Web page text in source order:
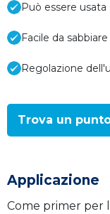
Può essere
Facile da sabbiare
Regolazione
Trova un
Applicazione
Come primer per